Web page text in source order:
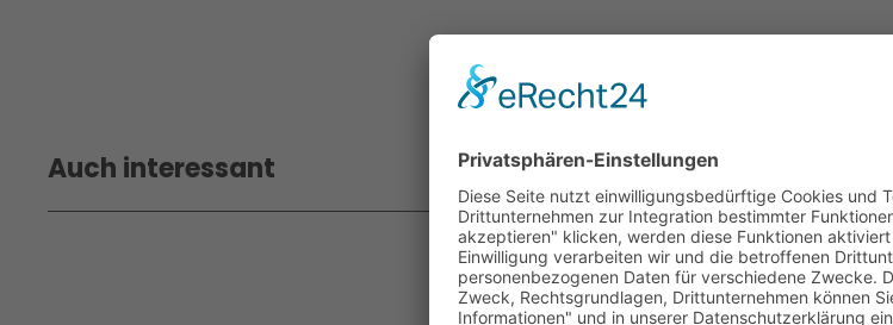
Auch interessant